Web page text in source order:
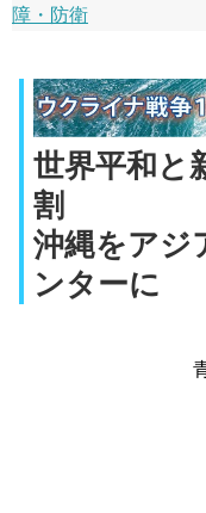
障・防衛
世界平和と
割
沖縄をアジ
ンターに